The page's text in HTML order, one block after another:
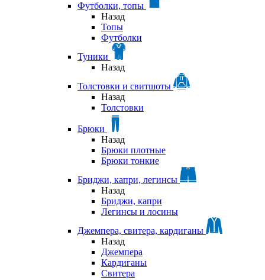
Футболки, топы
Назад
Топы
Футболки
Туники
Назад
Толстовки и свитшоты
Назад
Толстовки
Брюки
Назад
Брюки плотные
Брюки тонкие
Бриджи, капри, легинсы
Назад
Бриджи, капри
Легинсы и лосины
Джемпера, свитера, кардиганы
Назад
Джемпера
Кардиганы
Свитера